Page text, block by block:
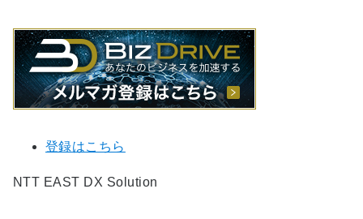
登録はこちら
NTT EAST DX Solution